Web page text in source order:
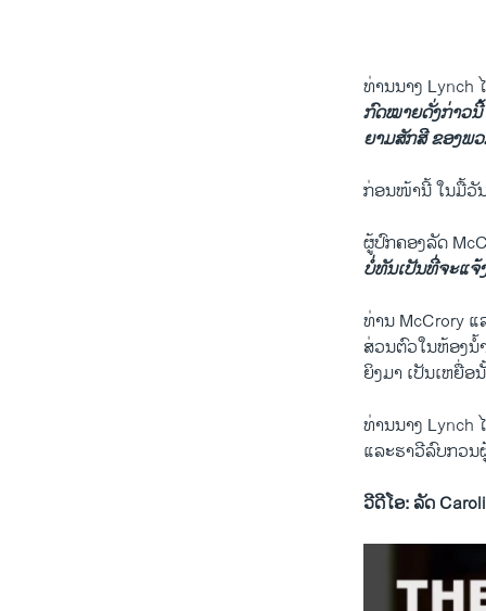
ທ່ານ​ນາງ Lynch
ກົດໝາຍ​ດັ່ງກ່າວ​ນີ້
ຍາມ​ສັກ​ສີ ຂອງ​ພ
ກ່ອນ​ໜ້ານີ້ ​ໃນ​ມື້ວັ
ຜູ້​ປົກຄອງລັດ
ບໍ່​ທັນ​ເປັນ​ທີ່​ຈະ​ແຈ້
ທ່ານ McCrory
ສ່ວນ​ຕົວໃນຫ້ອງ​ນ້
ຍິງ​ມາ ​ເປັນ​ເຫຍື່ອ
ທ່ານ​ນາງ Lynch
ແລະ​ຮາວີ​ລົບ​ກວ
ວີດີໂອ: ລັດ
byສຽງອາເມຣິ